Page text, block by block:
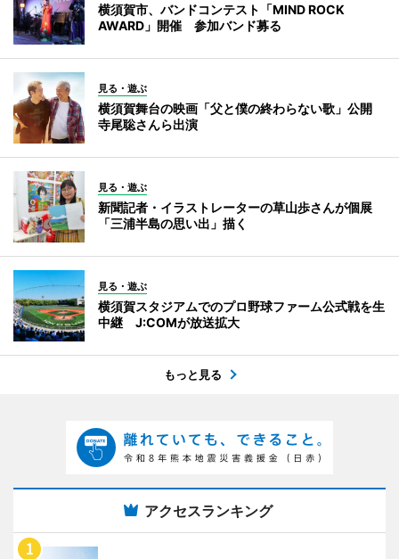
横須賀市、バンドコンテスト「MIND ROCK
AWARD」開催 参加バンド募る
見る・遊ぶ
横須賀舞台の映画「父と僕の終わらない歌」公開
寺尾聡さんら出演
見る・遊ぶ
新聞記者・イラストレーターの草山歩さんが個展
「三浦半島の思い出」描く
見る・遊ぶ
横須賀スタジアムでのプロ野球ファーム公式戦を生
中継 J:COMが放送拡大
もっと見る
アクセスランキング